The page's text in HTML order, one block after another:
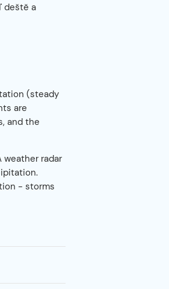
deště a
(steady
are
and the
radar
- storms